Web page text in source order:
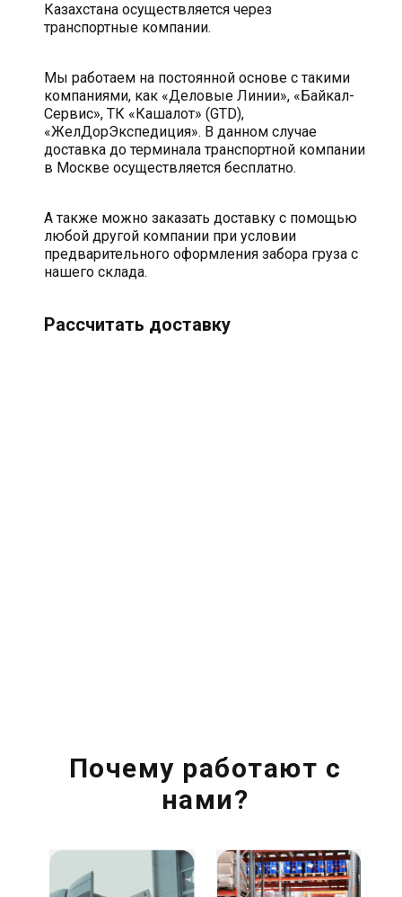
Казахстана осуществляется через
транспортные компании.
Мы работаем на постоянной основе с такими
компаниями, как «Деловые Линии», «Байкал-
Сервис», ТК «Кашалот» (GTD),
«ЖелДорЭкспедиция». В данном случае
доставка до терминала транспортной компании
в Москве осуществляется бесплатно.
А также можно заказать доставку с помощью
любой другой компании при условии
предварительного оформления забора груза с
нашего склада.
Рассчитать доставку
Почему работают с
нами?